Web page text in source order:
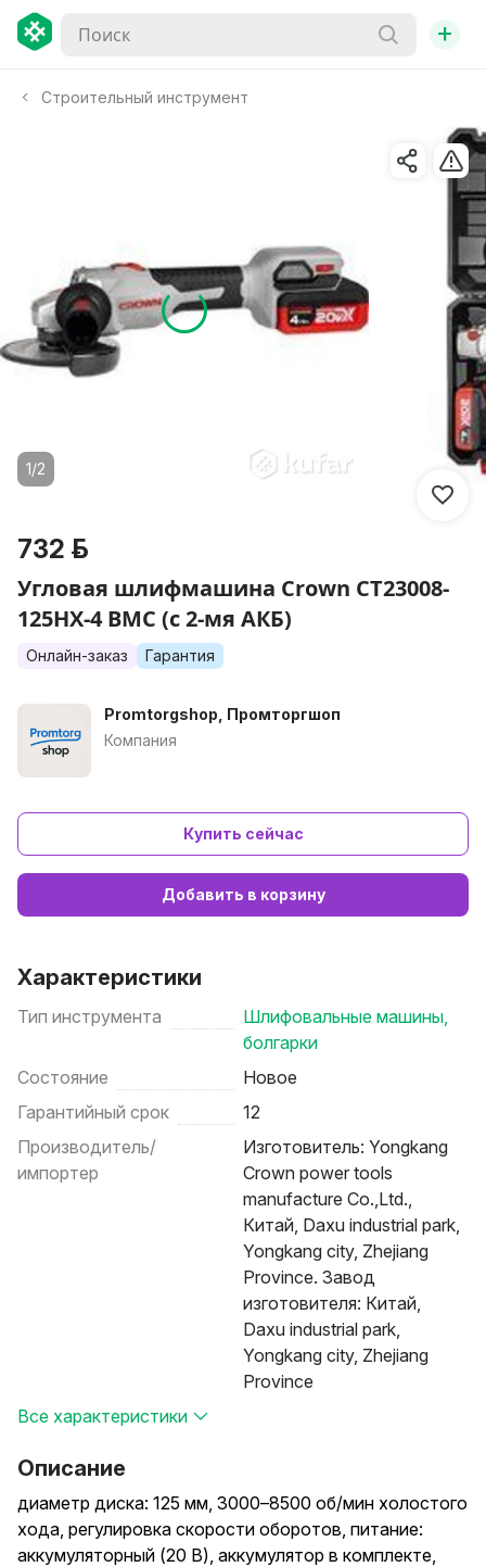
+
Строительный инструмент
1/2
732 р.
Угловая шлифмашина Crown CT23008-
125HX-4 BMC (с 2-мя АКБ)
Онлайн-заказ Гарантия
Promtorgshop, Промторгшоп
Компания
Купить сейчас
Добавить в корзину
Характеристики
Тип инструмента
Шлифовальные машины,
болгарки
Состояние
Новое
Гарантийный срок
12
Производитель/
импортер
Изготовитель: Yongkang
Crown power tools
manufacture Co.,Ltd.,
Китай, Daxu industrial park,
Yongkang city, Zhejiang
Province. Завод
изготовителя: Китай,
Daxu industrial park,
Yongkang city, Zhejiang
Province
Все характеристики
Описание
диаметр диска: 125 мм, 3000–8500 об/мин холостого
хода, регулировка скорости оборотов, питание:
аккумуляторный (20 В), аккумулятор в комплекте,